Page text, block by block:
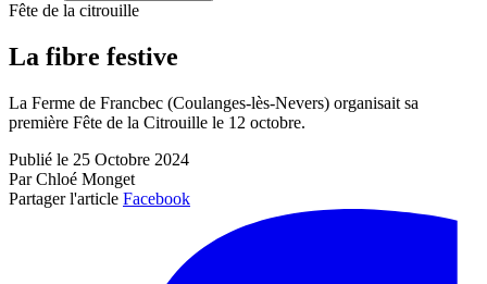
Fête de la citrouille
La fibre festive
La Ferme de Francbec (Coulanges-lès-Nevers) organisait sa
première Fête de la Citrouille le 12 octobre.
Publié le 25 Octobre 2024
Par Chloé Monget
Partager l'article Facebook